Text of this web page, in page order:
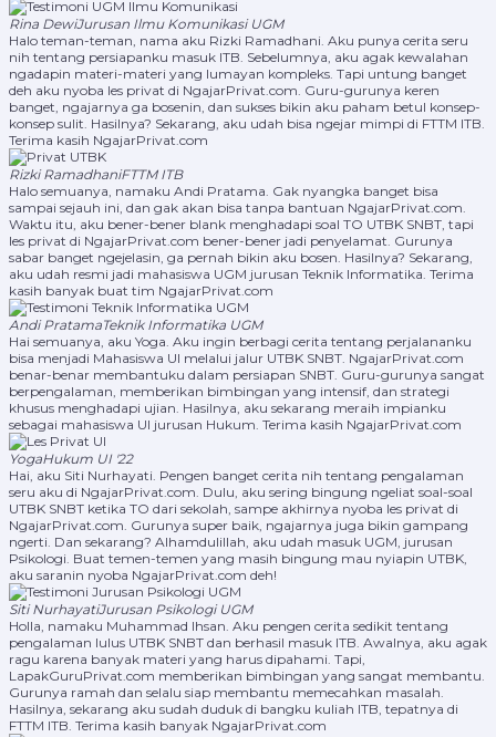
Rina DewiJurusan Ilmu Komunikasi UGM
Halo teman-teman, nama aku Rizki Ramadhani. Aku punya cerita seru
nih tentang persiapanku masuk ITB. Sebelumnya, aku agak kewalahan
ngadapin materi-materi yang lumayan kompleks. Tapi untung banget
deh aku nyoba les privat di NgajarPrivat.com. Guru-gurunya keren
banget, ngajarnya ga bosenin, dan sukses bikin aku paham betul konsep-
konsep sulit. Hasilnya? Sekarang, aku udah bisa ngejar mimpi di FTTM ITB.
Terima kasih NgajarPrivat.com
Rizki RamadhaniFTTM ITB
Halo semuanya, namaku Andi Pratama. Gak nyangka banget bisa
sampai sejauh ini, dan gak akan bisa tanpa bantuan NgajarPrivat.com.
Waktu itu, aku bener-bener blank menghadapi soal TO UTBK SNBT, tapi
les privat di NgajarPrivat.com bener-bener jadi penyelamat. Gurunya
sabar banget ngejelasin, ga pernah bikin aku bosen. Hasilnya? Sekarang,
aku udah resmi jadi mahasiswa UGM jurusan Teknik Informatika. Terima
kasih banyak buat tim NgajarPrivat.com
Andi PratamaTeknik Informatika UGM
Hai semuanya, aku Yoga. Aku ingin berbagi cerita tentang perjalananku
bisa menjadi Mahasiswa UI melalui jalur UTBK SNBT. NgajarPrivat.com
benar-benar membantuku dalam persiapan SNBT. Guru-gurunya sangat
berpengalaman, memberikan bimbingan yang intensif, dan strategi
khusus menghadapi ujian. Hasilnya, aku sekarang meraih impianku
sebagai mahasiswa UI jurusan Hukum. Terima kasih NgajarPrivat.com
YogaHukum UI '22
Hai, aku Siti Nurhayati. Pengen banget cerita nih tentang pengalaman
seru aku di NgajarPrivat.com. Dulu, aku sering bingung ngeliat soal-soal
UTBK SNBT ketika TO dari sekolah, sampe akhirnya nyoba les privat di
NgajarPrivat.com. Gurunya super baik, ngajarnya juga bikin gampang
ngerti. Dan sekarang? Alhamdulillah, aku udah masuk UGM, jurusan
Psikologi. Buat temen-temen yang masih bingung mau nyiapin UTBK,
aku saranin nyoba NgajarPrivat.com deh!
Siti NurhayatiJurusan Psikologi UGM
Holla, namaku Muhammad Ihsan. Aku pengen cerita sedikit tentang
pengalaman lulus UTBK SNBT dan berhasil masuk ITB. Awalnya, aku agak
ragu karena banyak materi yang harus dipahami. Tapi,
LapakGuruPrivat.com memberikan bimbingan yang sangat membantu.
Gurunya ramah dan selalu siap membantu memecahkan masalah.
Hasilnya, sekarang aku sudah duduk di bangku kuliah ITB, tepatnya di
FTTM ITB. Terima kasih banyak NgajarPrivat.com